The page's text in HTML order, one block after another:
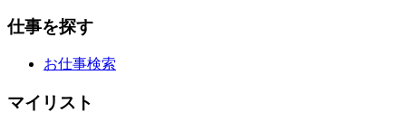
仕事を探す
お仕事検索
マイリスト